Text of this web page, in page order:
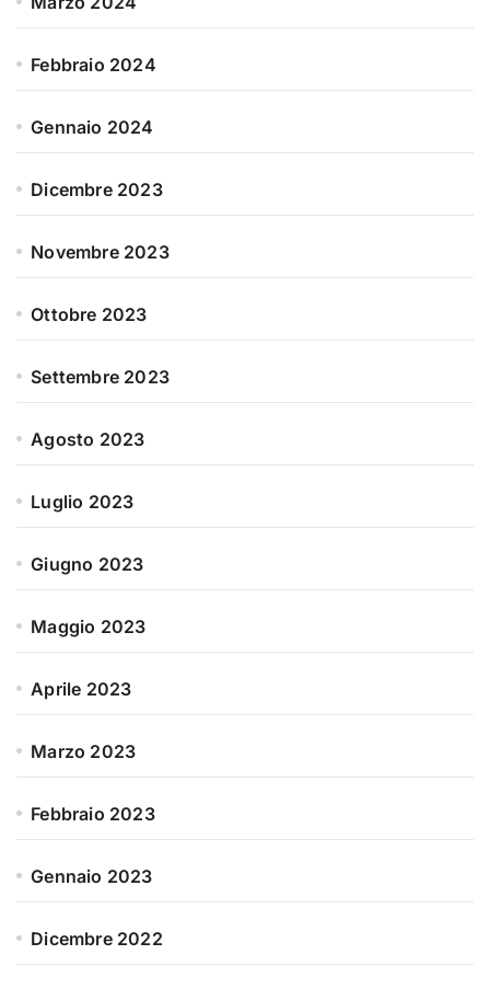
Febbraio 2024
Gennaio 2024
Dicembre 2023
Novembre 2023
Ottobre 2023
Settembre 2023
Agosto 2023
Luglio 2023
Giugno 2023
Maggio 2023
Aprile 2023
Marzo 2023
Febbraio 2023
Gennaio 2023
Dicembre 2022